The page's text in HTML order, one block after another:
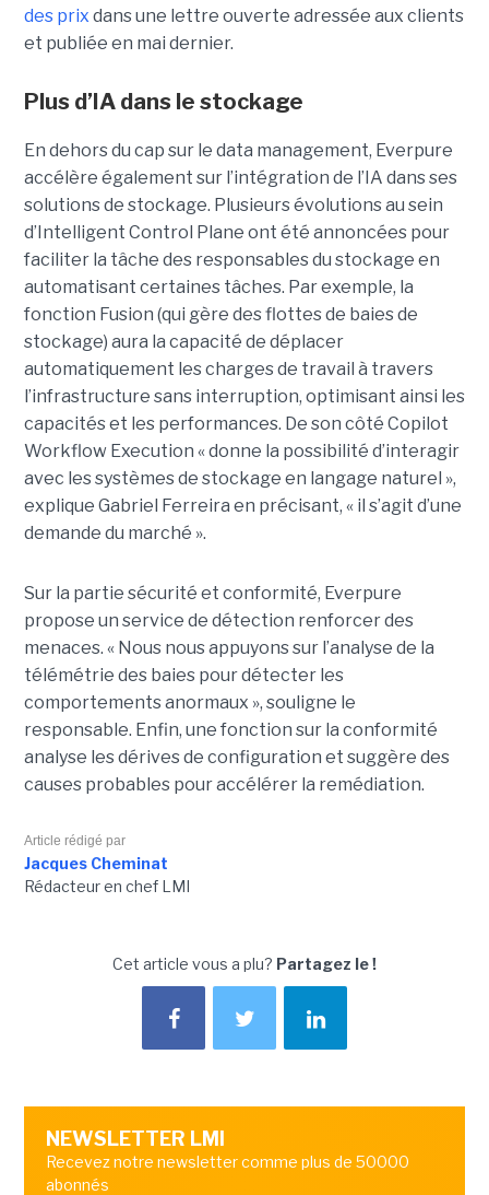
des prix dans une lettre ouverte adressée aux clients
et publiée en mai dernier.
Plus d’IA dans le stockage
En dehors du cap sur le data management, Everpure
accélère également sur l’intégration de l’IA dans ses
solutions de stockage. Plusieurs évolutions au sein
d’Intelligent Control Plane ont été annoncées pour
faciliter la tâche des responsables du stockage en
automatisant certaines tâches. Par exemple, la
fonction Fusion (qui gère des flottes de baies de
stockage) aura la capacité de déplacer
automatiquement les charges de travail à travers
l’infrastructure sans interruption, optimisant ainsi les
capacités et les performances. De son côté Copilot
Workflow Execution « donne la possibilité d’interagir
avec les systèmes de stockage en langage naturel »,
explique Gabriel Ferreira en précisant, « il s’agit d’une
demande du marché ».
Sur la partie sécurité et conformité, Everpure
propose un service de détection renforcer des
menaces. « Nous nous appuyons sur l’analyse de la
télémétrie des baies pour détecter les
comportements anormaux », souligne le
responsable. Enfin, une fonction sur la conformité
analyse les dérives de configuration et suggère des
causes probables pour accélérer la remédiation.
Article rédigé par
Jacques Cheminat
Rédacteur en chef LMI
Cet article vous a plu? Partagez le !
NEWSLETTER LMI
Recevez notre newsletter comme plus de 50000
abonnés